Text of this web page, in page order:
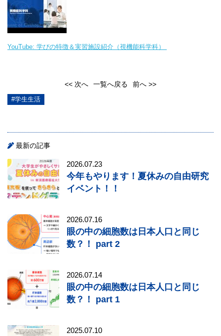
YouTube: 学びの特徴＆実習施設紹介（視機能科学科）
<< 次へ 一覧へ戻る 前へ >>
#学生生活
最新の記事
2026.07.23
今年もやります！夏休みの自由研究
イベント！！
2026.07.16
眼の中の細胞数は日本人口と同じ
数？！ part 2
2026.07.14
眼の中の細胞数は日本人口と同じ
数？！ part 1
2025.07.10